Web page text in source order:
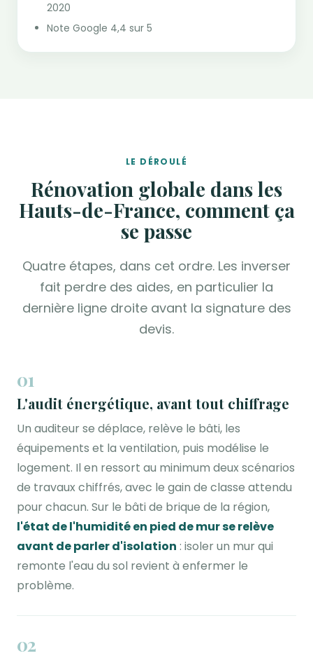
2020
Note Google 4,4 sur 5
LE DÉROULÉ
Rénovation globale dans les
Hauts-de-France, comment ça
se passe
Quatre étapes, dans cet ordre. Les inverser
fait perdre des aides, en particulier la
dernière ligne droite avant la signature des
devis.
01
L'audit énergétique, avant tout chiffrage
Un auditeur se déplace, relève le bâti, les
équipements et la ventilation, puis modélise le
logement. Il en ressort au minimum deux scénarios
de travaux chiffrés, avec le gain de classe attendu
pour chacun. Sur le bâti de brique de la région,
l'état de l'humidité en pied de mur se relève
avant de parler d'isolation : isoler un mur qui
remonte l'eau du sol revient à enfermer le
problème.
02